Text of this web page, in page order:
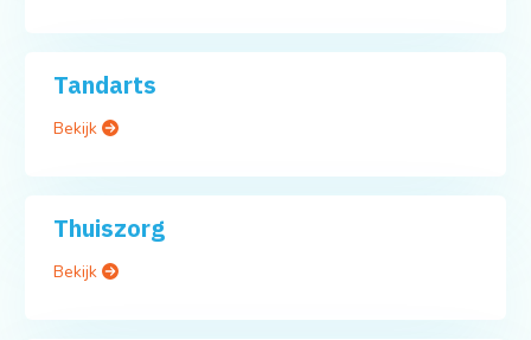
Tandarts
Bekijk
Thuiszorg
Bekijk